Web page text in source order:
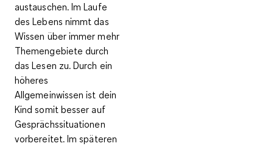
austauschen. Im Laufe
des Lebens nimmt das
Wissen über immer mehr
Themengebiete durch
das Lesen zu. Durch ein
höheres
Allgemeinwissen ist dein
Kind somit besser auf
Gesprächssituationen
vorbereitet. Im späteren